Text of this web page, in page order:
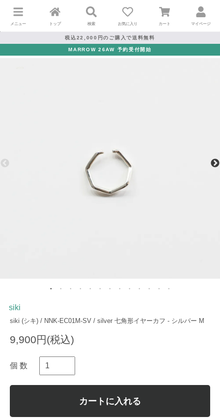
メニュー トップ 検索 お気に入り カート マイページ
税込22,000円のご購入で送料無料
MARROW 26AW 予約受付開始
siki
siki (シキ) / NNK-EC01M-SV / silver 七角形イヤーカフ - シルバー M
9,900円(税込)
個 数
カートに入れる